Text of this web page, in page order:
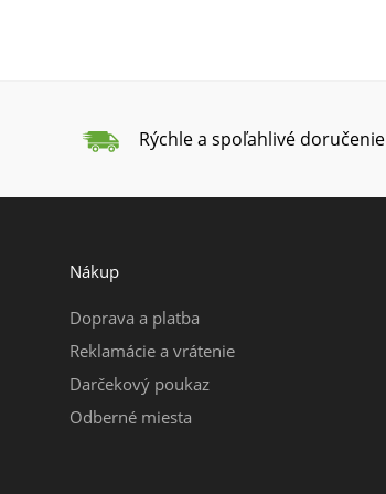
Rýchle a spoľahlivé doručenie
Nákup
Doprava a platba
Reklamácie a vrátenie
Darčekový poukaz
Odberné miesta